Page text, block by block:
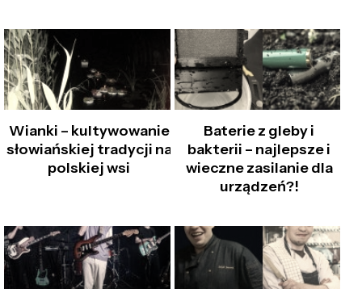
Wianki – kultywowanie
słowiańskiej tradycji na
polskiej wsi
Baterie z gleby i
bakterii – najlepsze i
wieczne zasilanie dla
urządzeń?!